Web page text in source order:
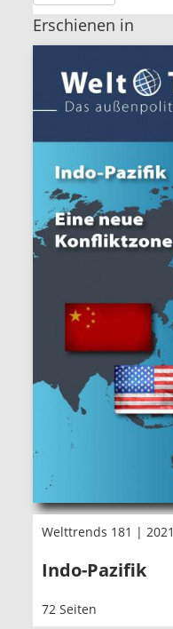
Erschienen in
Welttrends 181 | 2021
Indo-Pazifik
72 Seiten